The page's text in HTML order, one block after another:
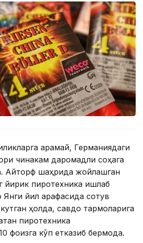
қарамай, Германиядаги
чинакам даромадли соҳага
Айторф шаҳрида жойлашган
йирик пиротехника ишлаб
Янги йил арафасида сотув
ҳолда, савдо тармоқларига
пиротехника
фоизга кўп етказиб бермоқда.